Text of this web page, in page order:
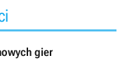
gier